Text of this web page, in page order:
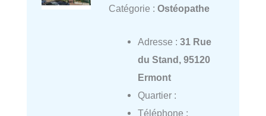
Catégorie : Ostéopathe
Adresse : 31 Rue
du Stand, 95120
Ermont
Quartier :
Téléphone :